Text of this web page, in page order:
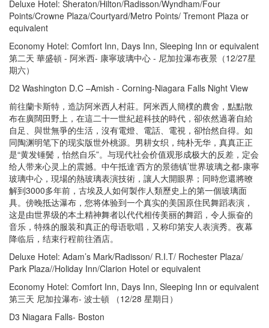
Deluxe Hotel: Sheraton/Hilton/Radisson/Wyndham/Four
Points/Crowne Plaza/Courtyard/Metro Points/ Tremont Plaza or
equivalent
Economy Hotel: Comfort Inn, Days Inn, Sleeping Inn or equivalent
第二天 華盛頓 - 阿米西- 康寧玻璃中心 - 尼加拉瀑布夜景（12/27星
期六）
D2 Washington D.C –Amish - Corning-Niagara Falls Night View
前往蘭卡斯特，造訪阿米西人村莊。阿米西人簡樸的農舍，點點散
布在廣闊田野上，在這二十一世紀超科技的時代，卻依然過著自給
自足、與世無爭的生活，沒有電燈、電話、電視，卻怡然自得。如
同陶渊明笔下的现实版世外桃源。男耕女织，纯朴无华，真真正正
是“黄发锤鬓，怡然自乐”。与现代社会价值观形成极大的反差，定会
给人带来心灵上的震撼。中午抵達‘西方的景德镇’世界玻璃之都-康寧
玻璃中心，現場的熱玻璃表演技術，讓人大開眼界；同時您還將暸
解到3000多年前，古埃及人如何製作人類歷史上的第一個玻璃面
具。傍晚抵达瀑布，您将体验到一个真实的美国原住民舞蹈表演，
这是由世界级的本土精神舞者以代代相传美丽的舞蹈，令人振奋的
音乐，特殊的服装和真正的母语歌唱，又称印第安人表演秀。夜幕
降临后，结束行程前往酒店。
Deluxe Hotel: Adam’s Mark/Radisson/ R.I.T/ Rochester Plaza/
Park Plaza//Holiday Inn/Clarion Hotel or equivalent
Economy Hotel: Comfort Inn, Days Inn, Sleeping Inn or equivalent
第三天 尼加拉瀑布- 波士頓 （12/28 星期日）
D3 Niagara Falls- Boston